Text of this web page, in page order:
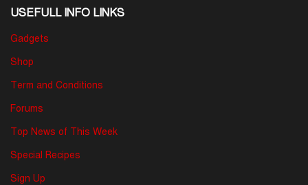
USEFULL INFO LINKS
Gadgets
Shop
Term and Conditions
Forums
Top News of This Week
Special Recipes
Sign Up